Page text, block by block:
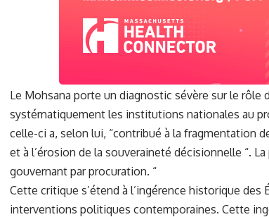
Le Mohsana porte un diagnostic sévère sur le rôle
systématiquement les institutions nationales au
celle-ci a, selon lui, “contribué à la fragmentation
et à l’érosion de la souveraineté décisionnelle “.
gouvernant par procuration. “
Cette critique s’étend à l’ingérence historique des
interventions politiques contemporaines. Cette